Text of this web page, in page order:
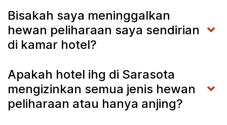
Bisakah saya meninggalkan
hewan peliharaan saya sendirian
di kamar hotel?
Apakah hotel ihg di Sarasota
mengizinkan semua jenis hewan
peliharaan atau hanya anjing?